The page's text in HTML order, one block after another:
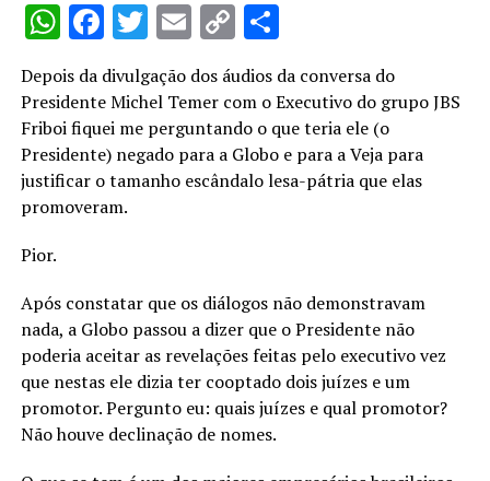
WhatsApp
Facebook
Twitter
Email
CopyShare
Depois da divulgação dos áudios da conversa do
Presidente Michel Temer com o Executivo do grupo JBS
Friboi fiquei me perguntando o que teria ele (o
Presidente) negado para a Globo e para a Veja para
justificar o tamanho escândalo lesa-pátria que elas
promoveram.
Pior.
Após constatar que os diálogos não demonstravam
nada, a Globo passou a dizer que o Presidente não
poderia aceitar as revelações feitas pelo executivo vez
que nestas ele dizia ter cooptado dois juízes e um
promotor. Pergunto eu: quais juízes e qual promotor?
Não houve declinação de nomes.